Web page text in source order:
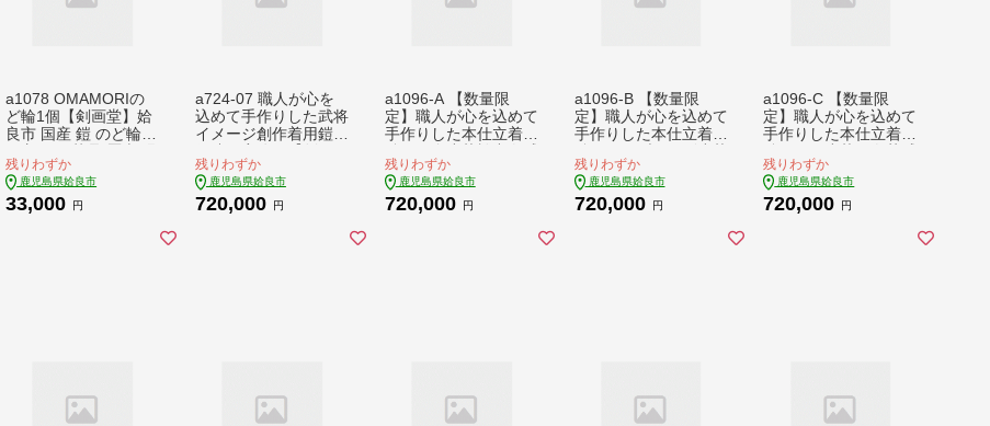
a1078 OMAMORIの
ど輪1個【剣画堂】姶
良市 国産 鎧 のど輪
起物 壁掛け
残りわずか
鹿児島県姶良市
33,000 円
a724-07 職人が心を
込めて手作りした武将
イメージ創作着用鎧＜
堂】 姶良市 国産 鎧
甲冑 兜 武将 七五三
伝統工芸品
残りわずか
鹿児島県姶良市
720,000 円
a1096-A 【数量限
定】職人が心を込めて
手作りした本仕立着用
＞【剣画堂】姶良市
国産 鎧 甲冑 兜 武将
七五三 伝統工芸品
残りわずか
鹿児島県姶良市
720,000 円
a1096-B 【数量限
定】職人が心を込めて
手作りした本仕立着用
黒糸縅＞【剣画堂】姶
良市 国産 鎧 甲冑 兜
武将 七五三 伝統工芸
残りわずか
鹿児島県姶良市
720,000 円
a1096-C 【数量限
定】職人が心を込めて
手作りした本仕立着用
＞【剣画堂】姶良市
国産 鎧 甲冑 兜 武将
七五三 伝統工芸品
残りわずか
鹿児島県姶良市
720,000 円